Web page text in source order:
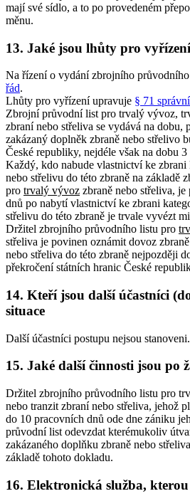
mají své sídlo, a to po provedeném
měnu.
13. Jaké jsou lhůty pro vyřízení
Na řízení o vydání zbrojního
řád.
Lhůty pro vyřízení upravuje § 71
Zbrojní průvodní list pro trvalý vývoz,
zbraní nebo střeliva se vydává na dobu,
zakázaný doplněk zbraně nebo střelivo
České republiky, nejdéle však na dobu 3
Každý, kdo nabude vlastnictví ke
nebo střelivu do této zbraně na základě
pro trvalý vývoz zbraně nebo střeliva,
dnů po nabytí vlastnictví ke zbrani
střelivu do této zbraně je trvale vyvézt
Držitel zbrojního průvodního listu pro
střeliva je povinen oznámit dovoz
nebo střeliva do této zbraně nejpozději
překročení státních hranic České
14. Kteří jsou další účastníci
situace
Další účastníci postupu nejsou stanoveni.
15. Jaké další činnosti jsou po
Držitel zbrojního průvodního listu pro
nebo tranzit zbraní nebo střeliva, jehož
do 10 pracovních dnů ode dne zániku
průvodní list odevzdat kterémukoliv
zakázaného doplňku zbraně nebo
základě tohoto dokladu.
16. Elektronická služba,